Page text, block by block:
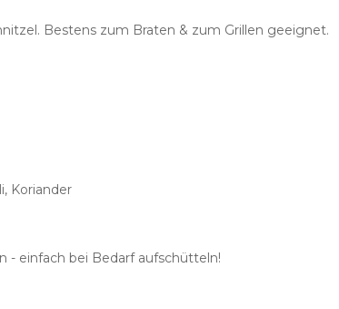
Bestens zum Braten & zum Grillen geeignet.
Koriander
- einfach bei Bedarf aufschütteln!